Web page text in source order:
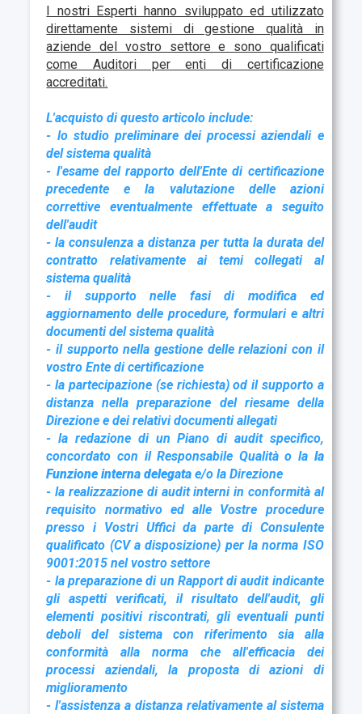
I nostri Esperti hanno sviluppato ed utilizzato
direttamente sistemi di gestione qualità in
aziende del vostro settore e sono qualificati
come Auditori per enti di certificazione
accreditati.
L'acquisto di questo articolo include:
- lo studio preliminare dei processi aziendali e
del sistema qualità
- l'esame del rapporto dell'Ente di certificazione
precedente e la valutazione delle azioni
correttive eventualmente effettuate a seguito
dell'audit
- la consulenza a distanza per tutta la durata del
contratto relativamente ai temi collegati al
sistema qualità
- il supporto nelle fasi di modifica ed
aggiornamento delle procedure, formulari e altri
documenti del sistema qualità
- il supporto nella gestione delle relazioni con il
vostro Ente di certificazione
- la partecipazione (se richiesta) od il supporto a
distanza nella preparazione del riesame della
Direzione e dei relativi documenti allegati
- la redazione di un Piano di audit specifico,
concordato con il Responsabile Qualità o la la
Funzione interna delegatae/o la Direzione
- la realizzazione di audit interni in conformità al
requisito normativo ed alle Vostre procedure
presso i Vostri Uffici da parte di Consulente
qualificato (CV a disposizione) per la norma ISO
9001:2015 nel vostro settore
- la preparazione di un Rapport di audit indicante
gli aspetti verificati, il risultato dell'audit, gli
elementi positivi riscontrati, gli eventuali punti
deboli del sistema con riferimento sia alla
conformità alla norma che all'efficacia dei
processi aziendali, la proposta di azioni di
miglioramento
- l'assistenza a distanza relativamente al sistema